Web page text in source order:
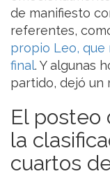
de manifiesto
referentes,
propio Leo,
final. Y algunas
partido, dejó un
El posteo
la
cuartos